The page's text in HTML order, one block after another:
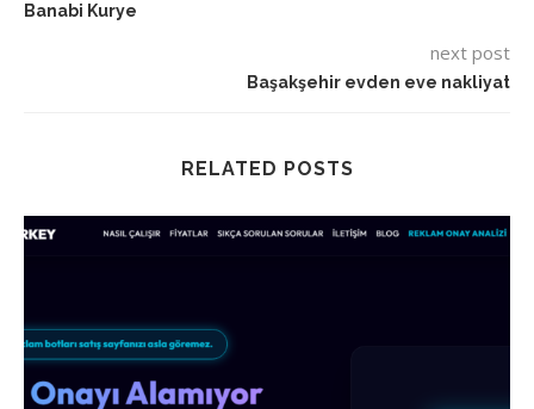
Banabi Kurye
next post
Başakşehir evden eve nakliyat
RELATED POSTS